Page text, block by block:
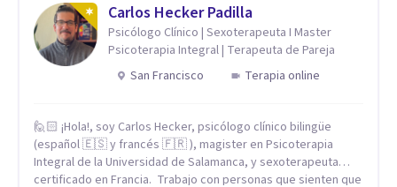
Carlos Hecker Padilla
Psicólogo Clínico | Sexoterapeuta I Master
Psicoterapia Integral | Terapeuta de Pareja
San Francisco
Terapia online
🙋🏻 ¡Hola!, soy Carlos Hecker, psicólogo clínico bilingüe
(español 🇪🇸 y francés 🇫🇷 ), magister en Psicoterapia
Integral de la Universidad de Salamanca, y sexoterapeuta
certificado en Francia. Trabajo con personas que sienten que